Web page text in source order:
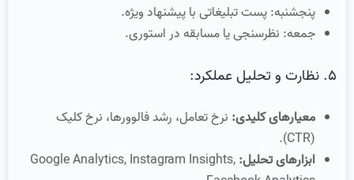
پنجشنبه: پست تبلیغاتی با پیشنهاد ویژه.
جمعه: نظرسنجی یا مسابقه در استوری.
۵. نظارت و تحلیل عملکرد:
معیارهای کلیدی: نرخ تعامل، رشد فالوورها، نرخ کلیک
(CTR).
ابزارهای تحلیل:Google Analytics, Instagram Insights,